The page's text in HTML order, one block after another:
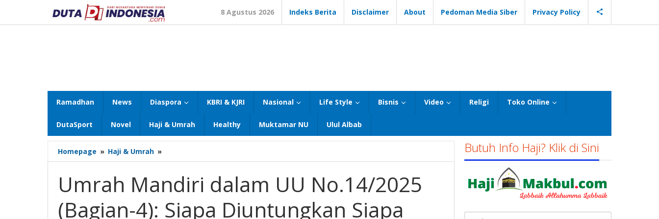
konten
8 Agustus 2026 Indeks Berita Disclaimer About Pedoman Media Siber Privacy Policy
Ramadhan News Diaspora KBRI & KJRI Nasional Life Style Bisnis Video Religi Toko Online
DutaSport Novel Haji & Umrah Healthy Muktamar NU Ulul Albab
Homepage » Haji & Umrah »
Mandiri
UU
No.14/2025
(Bagian-
4):
Umrah Mandiri dalam UU No.14/2025
(Bagian-4): Siapa Diuntungkan Siapa
Butuh Info Haji? Klik di Sini